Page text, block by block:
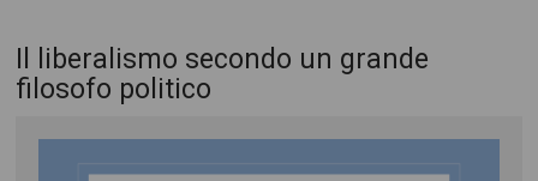
Il liberalismo secondo un grande
filosofo politico